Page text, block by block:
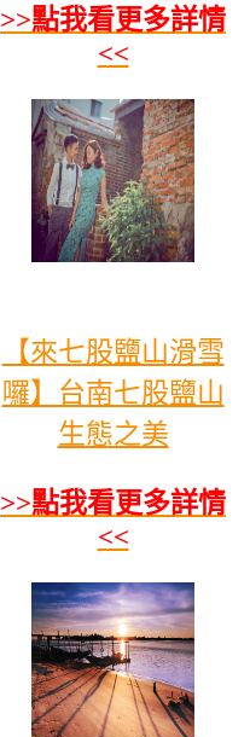
>>點我看更多詳情
<<
【來七股鹽山滑雪
囉】台南七股鹽山
生態之美
>>點我看更多詳情
<<